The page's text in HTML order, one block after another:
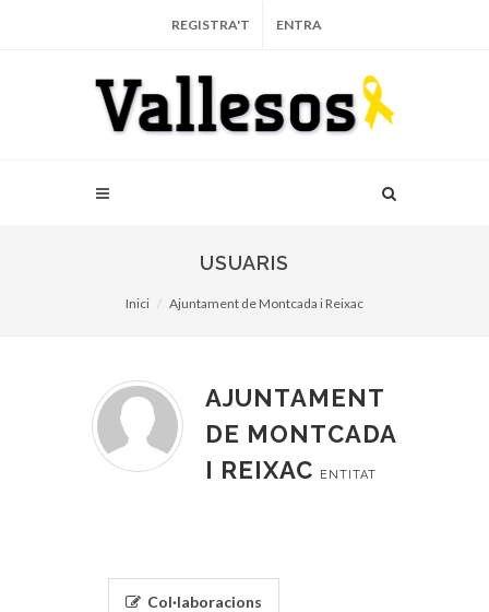
REGISTRA'T ENTRA
USUARIS
Inici Ajuntament de Montcada i Reixac
AJUNTAMENT
DE MONTCADA
I REIXAC
ENTITAT
Col·laboracions